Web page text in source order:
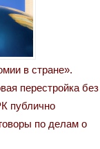
в стране».
перестройка без
публично
по делам о